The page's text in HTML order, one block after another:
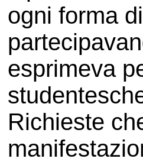
ogni forma
esprimeva
Richieste